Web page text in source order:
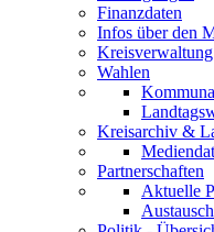
Finanzdaten
Infos über den
Kreisverwaltung
Wahlen
Kreisarchiv &
Partnerschaften
Aktuelle